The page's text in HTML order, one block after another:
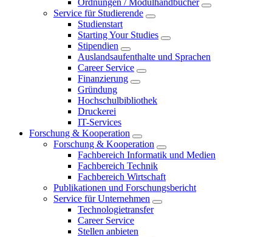
Ordnungen / Modulhandbücher
Service für Studierende
Studienstart
Starting Your Studies
Stipendien
Auslandsaufenthalte und Sprachen
Career Service
Finanzierung
Gründung
Hochschulbibliothek
Druckerei
IT-Services
Forschung & Kooperation
Forschung & Kooperation
Fachbereich Informatik und Medien
Fachbereich Technik
Fachbereich Wirtschaft
Publikationen und Forschungsbericht
Service für Unternehmen
Technologietransfer
Career Service
Stellen anbieten